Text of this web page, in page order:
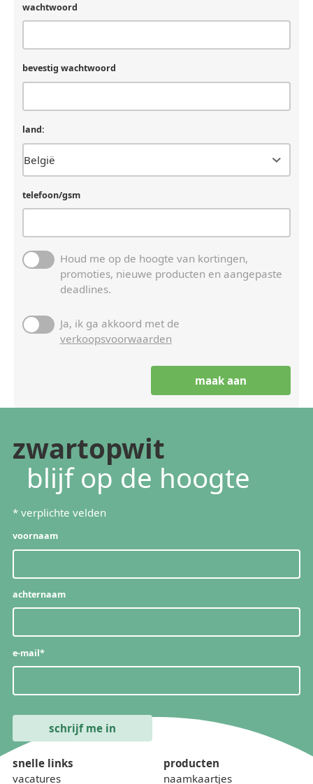
wachtwoord
bevestig wachtwoord
land:
telefoon/gsm
Houd me op de hoogte van kortingen,
promoties, nieuwe producten en aangepaste
deadlines.
Ja, ik ga akkoord met de
verkoopsvoorwaarden
zwartopwit
blijf op de hoogte
* verplichte velden
voornaam
achternaam
e-mail*
snelle links
vacatures
producten
naamkaartjes